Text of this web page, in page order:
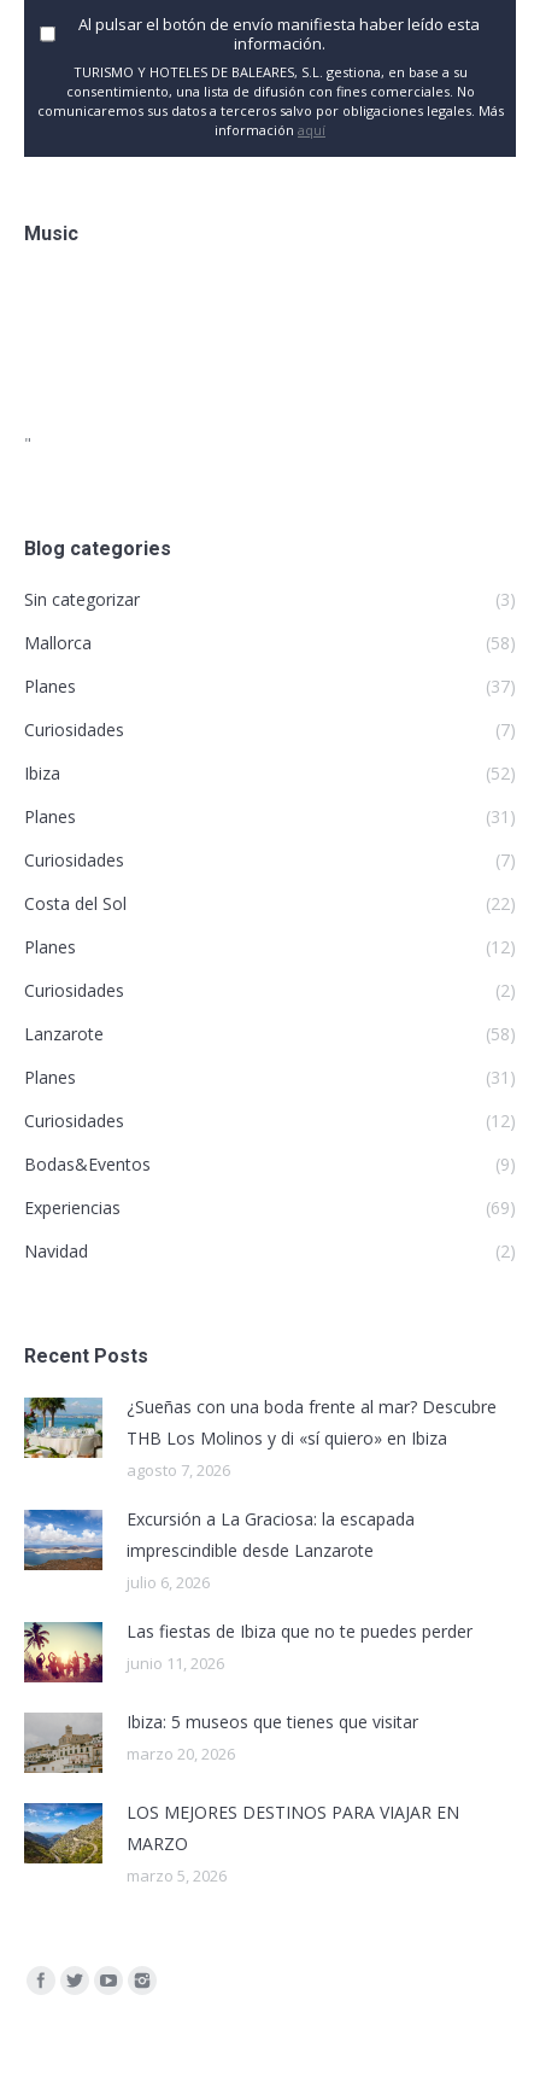
Al pulsar el botón de envío manifiesta haber leído esta
información.
TURISMO Y HOTELES DE BALEARES, S.L. gestiona, en base a su
consentimiento, una lista de difusión con fines comerciales. No
comunicaremos sus datos a terceros salvo por obligaciones legales. Más
información aquí
Music
"
Blog categories
Sin categorizar
(3)
Mallorca
(58)
Planes
(37)
Curiosidades
(7)
Ibiza
(52)
Planes
(31)
Curiosidades
(7)
Costa del Sol
(22)
Planes
(12)
Curiosidades
(2)
Lanzarote
(58)
Planes
(31)
Curiosidades
(12)
Bodas&Eventos
(9)
Experiencias
(69)
Navidad
(2)
Recent Posts
¿Sueñas con una boda frente al mar? Descubre
THB Los Molinos y di «sí quiero» en Ibiza
agosto 7, 2026
Excursión a La Graciosa: la escapada
imprescindible desde Lanzarote
julio 6, 2026
Las fiestas de Ibiza que no te puedes perder
junio 11, 2026
Ibiza: 5 museos que tienes que visitar
marzo 20, 2026
LOS MEJORES DESTINOS PARA VIAJAR EN
MARZO
marzo 5, 2026
Encuéntranos en: